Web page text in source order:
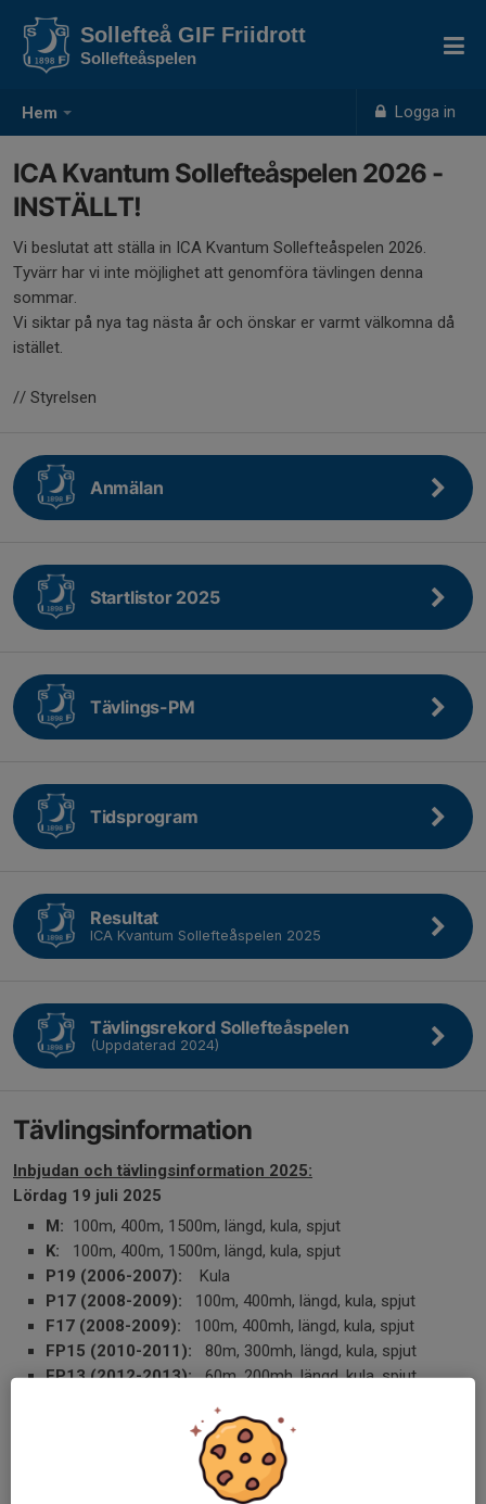
Hem Logga in
Sollefteå GIF Friidrott
Sollefteåspelen
ICA Kvantum Sollefteåspelen 2026 -
INSTÄLLT!
Vi beslutat att ställa in ICA Kvantum Sollefteåspelen 2026.
Tyvärr har vi inte möjlighet att genomföra tävlingen denna
sommar.
Vi siktar på nya tag nästa år och önskar er varmt välkomna då
istället.
// Styrelsen
Anmälan
Startlistor 2025
Tävlings-PM
Tidsprogram
Resultat
ICA Kvantum Sollefteåspelen 2025
Tävlingsrekord Sollefteåspelen
(Uppdaterad 2024)
Tävlingsinformation
Inbjudan och tävlingsinformation 2025:
Lördag 19 juli 2025
M: 100m, 400m, 1500m, längd, kula, spjut
K: 100m, 400m, 1500m, längd, kula, spjut
P19 (2006-2007): Kula
P17 (2008-2009): 100m, 400mh, längd, kula, spjut
F17 (2008-2009): 100m, 400mh, längd, kula, spjut
FP15 (2010-2011):
80m, 300mh, längd, kula, spjut
FP13 (2012-2013):60m, 200mh, längd, kula, spjut
Stafetter anmäls på plats.